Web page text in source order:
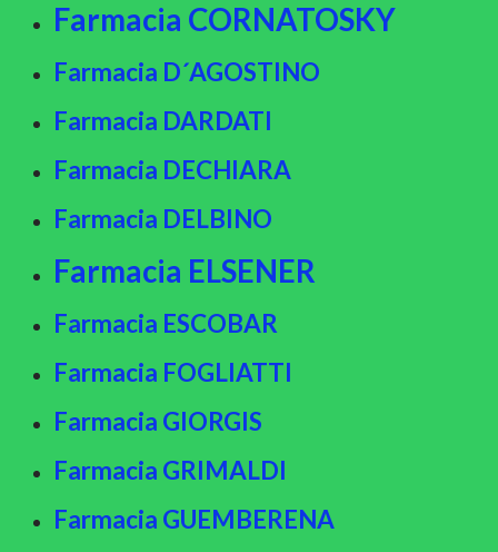
Farmacia CORNATOSKY
Farmacia D´AGOSTINO
Farmacia DARDATI
Farmacia DECHIARA
Farmacia DELBINO
Farmacia ELSENER
Farmacia ESCOBAR
Farmacia FOGLIATTI
Farmacia GIORGIS
Farmacia GRIMALDI
Farmacia GUEMBERENA